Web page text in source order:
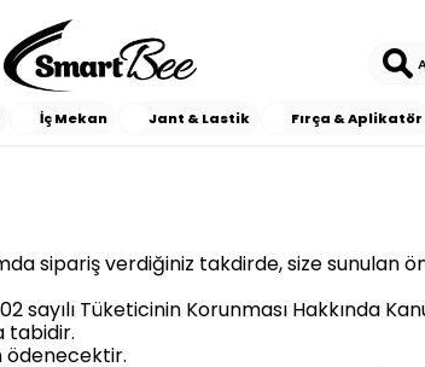
İç Mekan Jant & Lastik Fırça & Aplikatör
sipariş verdiğiniz takdirde, size sunulan
sayılı Tüketicinin Korunması Hakkında
tabidir.
ödenecektir.